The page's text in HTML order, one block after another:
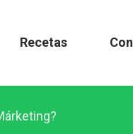
Recetas